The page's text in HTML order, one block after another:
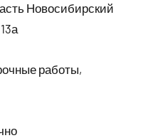
Новосибирский
работы,